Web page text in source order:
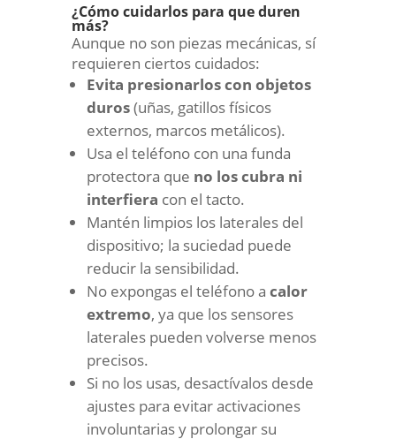
¿Cómo cuidarlos para que duren
más?
Aunque no son piezas mecánicas, sí
requieren ciertos cuidados:
Evita presionarlos con objetos
duros(uñas, gatillos físicos
externos, marcos metálicos).
Usa el teléfono con una funda
protectora que no los cubra ni
interfiera con el tacto.
Mantén limpios los laterales del
dispositivo; la suciedad puede
reducir la sensibilidad.
No expongas el teléfono a calor
extremo, ya que los sensores
laterales pueden volverse menos
precisos.
Si no los usas, desactívalos desde
ajustes para evitar activaciones
involuntarias y prolongar su